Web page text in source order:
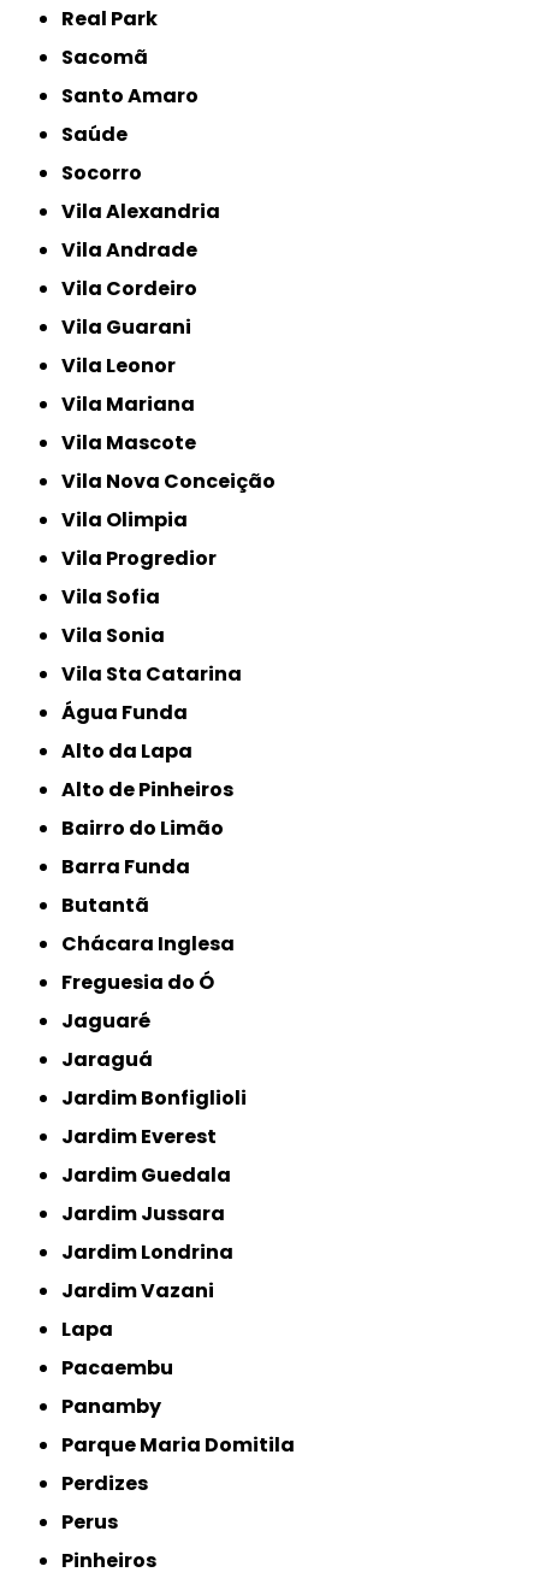
Real Park
Sacomã
Santo Amaro
Saúde
Socorro
Vila Alexandria
Vila Andrade
Vila Cordeiro
Vila Guarani
Vila Leonor
Vila Mariana
Vila Mascote
Vila Nova Conceição
Vila Olimpia
Vila Progredior
Vila Sofia
Vila Sonia
Vila Sta Catarina
Água Funda
Alto da Lapa
Alto de Pinheiros
Bairro do Limão
Barra Funda
Butantã
Chácara Inglesa
Freguesia do Ó
Jaguaré
Jaraguá
Jardim Bonfiglioli
Jardim Everest
Jardim Guedala
Jardim Jussara
Jardim Londrina
Jardim Vazani
Lapa
Pacaembu
Panamby
Parque Maria Domitila
Perdizes
Perus
Pinheiros